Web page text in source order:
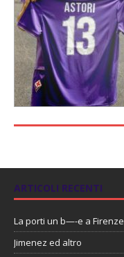
ARTICOLI RECENTI
La porti un b—-e a Firenze
Jimenez ed altro